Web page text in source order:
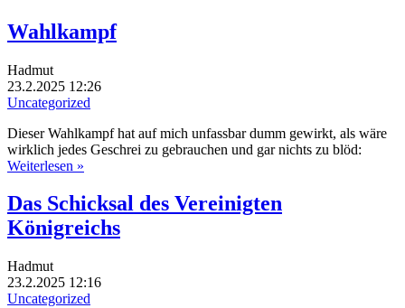
Wahlkampf
Hadmut
23.2.2025 12:26
Uncategorized
Dieser Wahlkampf hat auf mich unfassbar dumm gewirkt, als wäre
wirklich jedes Geschrei zu gebrauchen und gar nichts zu blöd:
Weiterlesen »
Das Schicksal des Vereinigten
Königreichs
Hadmut
23.2.2025 12:16
Uncategorized